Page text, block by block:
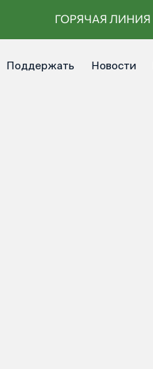
ГОРЯЧАЯ ЛИНИЯ
Поддержать Новости